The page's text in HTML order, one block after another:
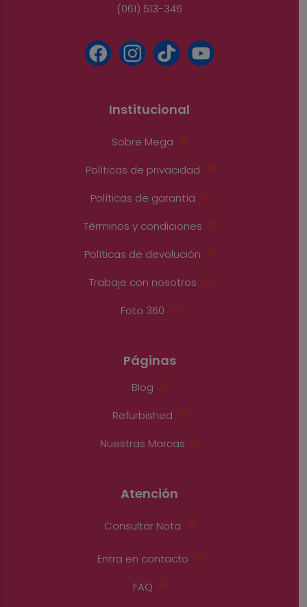
(061) 513-346
Institucional
Sobre Mega
Políticas de privacidad
Políticas de garantía
Términos y condiciones
Políticas de devolución
Trabaje con nosotros
Foto 360
Páginas
Blog
Refurbished
Nuestras Marcas
Atención
Consultar Nota
Entra en contacto
FAQ